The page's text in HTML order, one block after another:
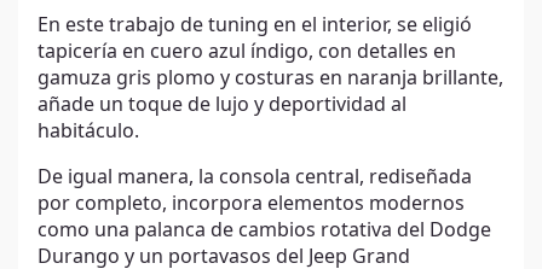
En este trabajo de tuning en el interior, se eligió
tapicería en cuero azul índigo, con detalles en
gamuza gris plomo y costuras en naranja brillante,
añade un toque de lujo y deportividad al
habitáculo.
De igual manera, la consola central, rediseñada
por completo, incorpora elementos modernos
como una palanca de cambios rotativa del Dodge
Durango y un portavasos del Jeep Grand